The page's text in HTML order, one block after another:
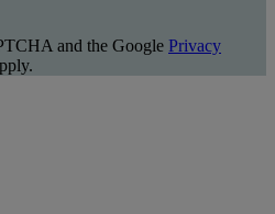
and the Google Privacy